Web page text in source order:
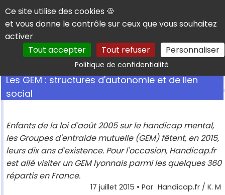
Panneau de gestion des cookies
Ce site utilise des cookies 🍪
et vous donne le contrôle sur ceux que vous souhaitez
activer
Tout accepter
Tout refuser Personnaliser
Politique de confidentialitéRechercher
Les GEM : structures d'autonomie et de lien
social
Enfants de la loi d'août 2005 sur le handicap mental,
les Groupes d'entraide mutuelle (GEM) fêtent, en 2015,
leurs dix ans d'existence. Pour l'occasion, Handicap.fr
est allé visiter un GEM lyonnais parmi les quelques 360
répartis en France.
17 juillet 2015 • Par Handicap.fr / K. M